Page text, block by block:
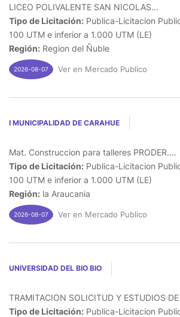
LICEO POLIVALENTE SAN NICOLAS...
Tipo de Licitación: Publica-Licitacion
100 UTM e inferior a 1.000 UTM (LE)
Región: Region del Ñuble
2026-08-07 Ver en Mercado Publico
I MUNICIPALIDAD DE CARAHUE
Mat. Construccion para talleres PRODER....
Tipo de Licitación: Publica-Licitacion
100 UTM e inferior a 1.000 UTM (LE)
Región: la Araucania
2026-08-07 Ver en Mercado Publico
UNIVERSIDAD DEL BIO BIO
TRAMITACION SOLICITUD Y ESTUDIOS DE
Tipo de Licitación: Publica-Licitacion